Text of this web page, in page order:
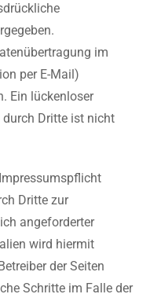
im
per E-Mail)
Ein lückenloser
Dritte ist nicht
Dritte zur
angeforderter
wird hiermit
der Seiten
Schritte im Falle der